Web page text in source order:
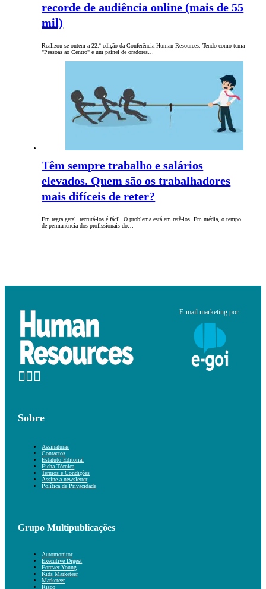
recorde de audiência online (mais de 55
mil)
Realizou-se ontem a 22.ª edição da Conferência Human Resources. Tendo como tema
"Pessoas ao Centro" e um painel de oradores…
Têm sempre trabalho e salários
elevados. Quem são os trabalhadores
mais difíceis de reter?
Em regra geral, recrutá-los é fácil. O problema está em retê-los. Em média, o tempo
de permanência dos profissionais do…
E-mail marketing por:
Sobre
Assinaturas
Contactos
Estatuto Editorial
Ficha Técnica
Termos e Condições
Assine a newsletter
Política de Privacidade
Grupo Multipublicações
Automonitor
Executive Digest
Forever Young
Kids Marketeer
Marketeer
Risco